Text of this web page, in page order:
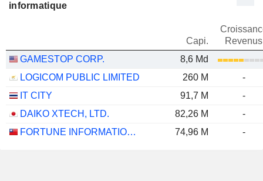
informatique
Capi.
Revenus
GAMESTOP CORP.
8,6 Md
LOGICOM PUBLIC LIMITED
260 M
-
IT CITY
91,7 M
-
DAIKO XTECH, LTD.
82,26 M
-
FORTUNE INFORMATION SYSTEMS CORP
74,96 M -